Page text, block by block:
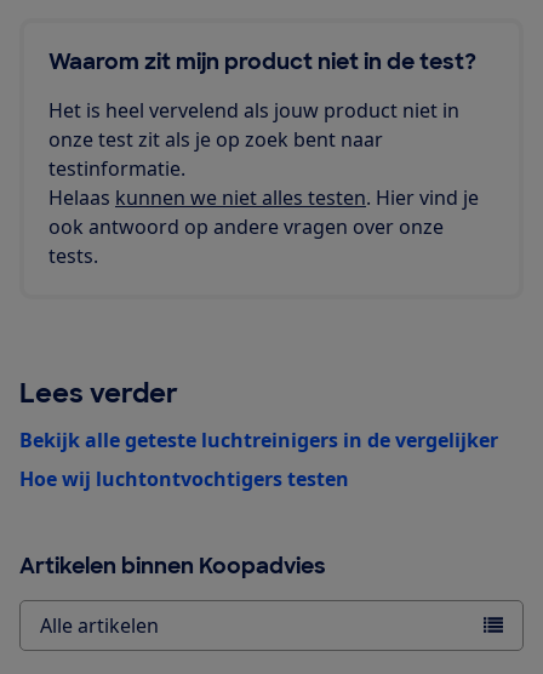
Waarom zit mijn product niet in de test?
Het is heel vervelend als jouw product niet in
onze test zit als je op zoek bent naar
testinformatie.
Helaas kunnen we niet alles testen. Hier vind je
ook antwoord op andere vragen over onze
tests.
Lees verder
Bekijk alle geteste luchtreinigers in de vergelijker
Hoe wij luchtontvochtigers testen
Artikelen binnen Koopadvies
Alle artikelen